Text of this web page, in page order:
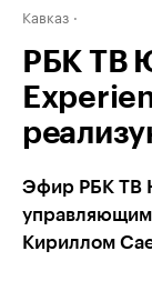
Кавказ
РБК ТВ
Эфир РБК ТВ
Кириллом